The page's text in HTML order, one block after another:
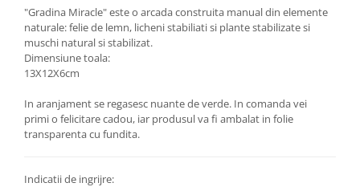
"Gradina Miracle" este o arcada construita manual din elemente
naturale: felie de lemn, licheni stabiliati si plante stabilizate si
muschi natural si stabilizat.
Dimensiune toala:
13X12X6cm
In aranjament se regasesc nuante de verde. In comanda vei
primi o felicitare cadou, iar produsul va fi ambalat in folie
transparenta cu fundita.
Indicatii de ingrijre: